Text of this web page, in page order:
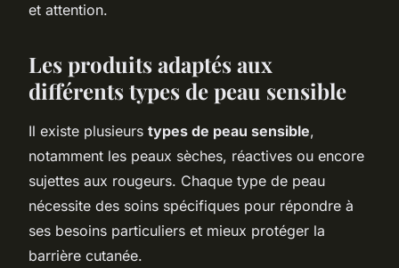
et attention.
Les produits adaptés aux
différents types de peau sensible
Il existe plusieurs types de peau sensible,
notamment les peaux sèches, réactives ou encore
sujettes aux rougeurs. Chaque type de peau
nécessite des soins spécifiques pour répondre à
ses besoins particuliers et mieux protéger la
barrière cutanée.